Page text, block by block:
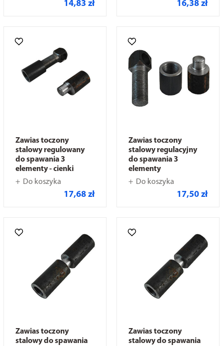
14,83 zł 16,38 zł
Zawias toczony
stalowy regulowany
do spawania 3
elementy - cienki
Do koszyka
17,68 zł
Zawias toczony
stalowy regulacyjny
do spawania 3
elementy
Do koszyka
17,50 zł
Zawias toczony
stalowy do spawania
Zawias toczony
stalowy do spawania